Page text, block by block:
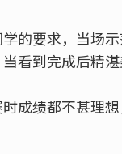
的要求，当场
看到完成后精
成绩都不甚理